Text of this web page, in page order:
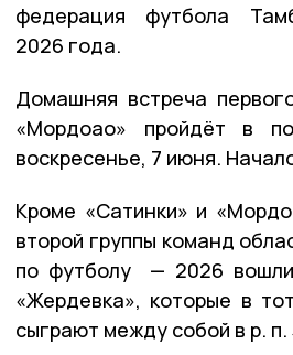
федерация футбола
2026 года.
Домашняя встреча
«Мордоао» пройдёт в
воскресенье, 7 июня.
Кроме «Сатинки» и
второй группы команд
по футболу — 2026
«Жердевка», которые в
сыграют между собой в р.